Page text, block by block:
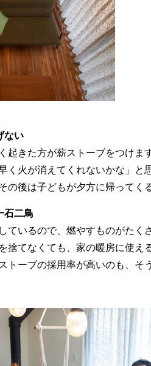
ない
起きた方が薪ストーブをつけま
く火が消えてくれないかな」と
の後は子どもが夕方に帰ってく
石二鳥
ているので、燃やすものがた
捨てなくても、家の暖房に使え
トーブの採用率が高いのも、そ